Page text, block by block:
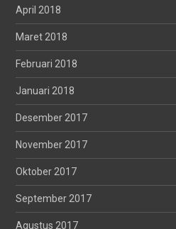
April 2018
Maret 2018
Februari 2018
Januari 2018
Desember 2017
November 2017
Oktober 2017
September 2017
Agustus 2017